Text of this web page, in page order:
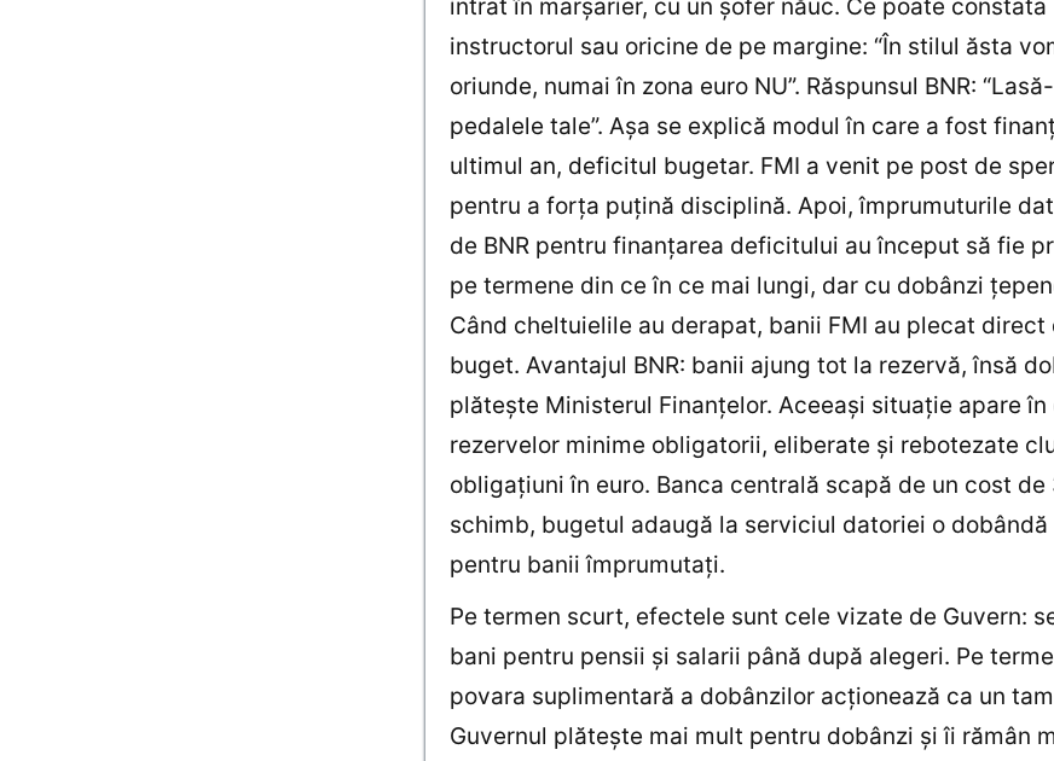
intrat în marşarier, cu un şofer năuc. Ce poate constata
instructorul sau oricine de pe margine: “În stilul ăsta
oriunde, numai în zona euro NU”. Răspunsul BNR:
pedalele tale”. Aşa se explică modul în care a fost
ultimul an, deficitul bugetar. FMI a venit pe post de
pentru a forţa puţină disciplină. Apoi, împrumuturile
de BNR pentru finanţarea deficitului au început să fie
pe termene din ce în ce mai lungi, dar cu dobânzi
Când cheltuielile au derapat, banii FMI au plecat direct
buget. Avantajul BNR: banii ajung tot la rezervă, însă
plăteşte Ministerul Finanţelor. Aceeaşi situaţie apare în
rezervelor minime obligatorii, eliberate şi rebotezate
obligaţiuni în euro. Banca centrală scapă de un cost de
schimb, bugetul adaugă la serviciul datoriei o dobândă
pentru banii împrumutaţi.
Pe termen scurt, efectele sunt cele vizate de Guvern:
bani pentru pensii şi salarii până după alegeri. Pe
povara suplimentară a dobânzilor acţionează ca un
Guvernul plăteşte mai mult pentru dobânzi şi îi rămân